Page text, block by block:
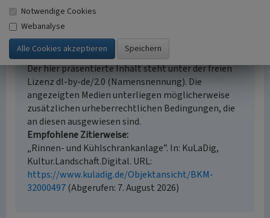
Empfohlene Zitierweise
Urheberrechtlicher Hinweis
Der hier präsentierte Inhalt steht unter der freien
Lizenz dl-by-de/2.0 (Namensnennung). Die
angezeigten Medien unterliegen möglicherweise
zusätzlichen urheberrechtlichen Bedingungen, die
an diesen ausgewiesen sind.
Empfohlene Zitierweise
„Rinnen- und Kühlschrankanlage”. In: KuLaDig,
Kultur.Landschaft.Digital. URL:
https://www.kuladig.de/Objektansicht/BKM-
32000497(Abgerufen: 7. August 2026)
Notwendige Cookies
Webanalyse